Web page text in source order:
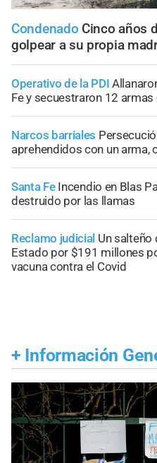
Condenado Cinco años
golpear a su propia
Operativo de la PDI
Fe y secuestraron 12
Narcos barriales
aprehendidos con un arma,
Santa Fe Incendio en Blas
destruido por las llamas
Reclamo judicial Un salteño
Estado por $191 millones
vacuna contra el Covid
+ Información